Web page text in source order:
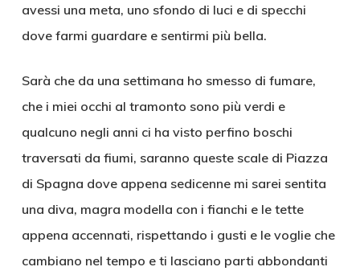
avessi una meta, uno sfondo di luci e di specchi
dove farmi guardare e sentirmi più bella.
Sarà che da una settimana ho smesso di fumare,
che i miei occhi al tramonto sono più verdi e
qualcuno negli anni ci ha visto perfino boschi
traversati da fiumi, saranno queste scale di Piazza
di Spagna dove appena sedicenne mi sarei sentita
una diva, magra modella con i fianchi e le tette
appena accennati, rispettando i gusti e le voglie che
cambiano nel tempo e ti lasciano parti abbondanti